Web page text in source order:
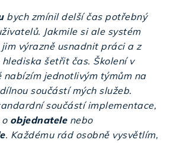
bych zmínil delší čas potřebný
Jakmile si ale systém
výrazně usnadnit práci a z
šetřit čas. Školení v
nabízím jednotlivým týmům na
součástí mých služeb.
součástí implementace,
objednatelenebo
. Každému rád osobně vysvětlím,